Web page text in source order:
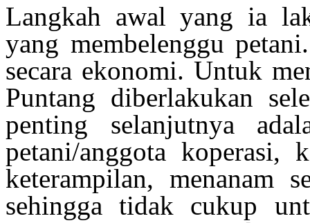
Langkah awal yang ia
yang membelenggu
secara ekonomi. Untuk
Puntang diberlakukan
penting selanjutnya
petani/anggota koperasi,
keterampilan, menanam
sehingga tidak cukup